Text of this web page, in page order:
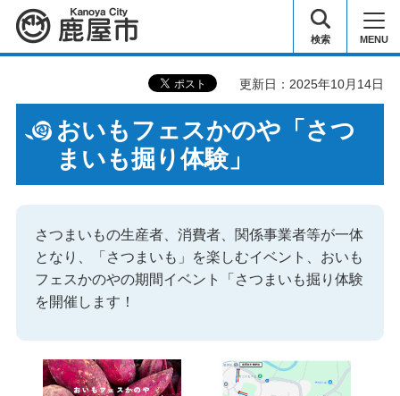
鹿屋市 検索 MENU
更新日：2025年10月14日
おいもフェスかのや「さつ
まいも掘り体験」
さつまいもの生産者、消費者、関係事業者等が一体
となり、「さつまいも」を楽しむイベント、おいも
フェスかのやの期間イベント「さつまいも掘り体験
を開催します！